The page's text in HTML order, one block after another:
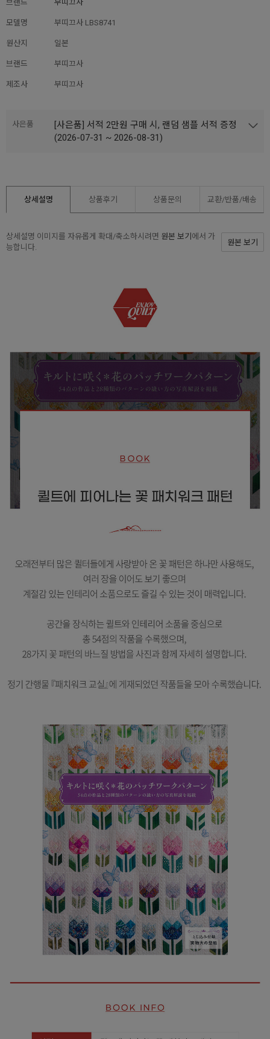
브랜드 부띠끄사
모델명 부띠끄사 LBS8741
원산지 일본
브랜드 부띠끄사
제조사 부띠끄사
사은품
[사은품] 서적 2만원 구매 시, 랜덤 샘플 서적 증정
(2026-07-31 ~ 2026-08-31)
상세설명 상품후기 상품문의 교환/반품/배송
상세설명 이미지를 자유롭게 확대/축소하시려면 원본 보기 에서 가
능합니다.
원본 보기